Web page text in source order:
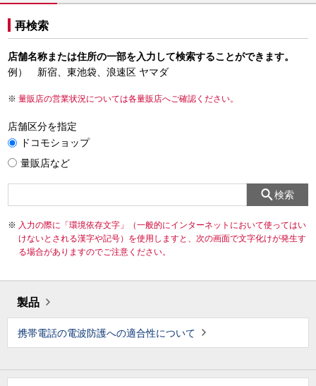
再検索
店舗名称または住所の一部を入力して検索することができます。
例） 新宿、東池袋、浪速区 ヤマダ
量販店の営業状況については各量販店へご確認ください。
店舗区分を指定
ドコモショップ
量販店など
検索
入力の際に「環境依存文字」（一般的にインターネットにおいて使ってはい
けないとされる漢字や記号）を使用しますと、次の画面で文字化けが発生す
る場合がありますのでご注意ください。
製品
携帯電話の電波防護への適合性について